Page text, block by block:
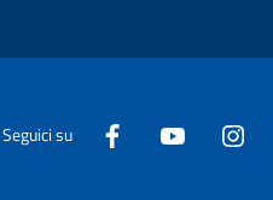
Seguici su